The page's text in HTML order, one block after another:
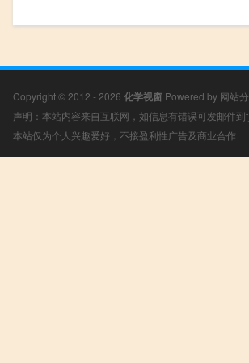
Copyright © 2012 - 2026 化学视窗 Powered by 网站
声明：本站内容来自互联网，如信息有错误可发邮件
本站仅为个人兴趣爱好，不接盈利性广告及商业合作